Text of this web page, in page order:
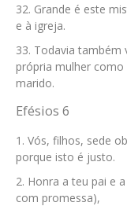
Grande é este
e à igreja.
Todavia também
própria mulher
marido.
Efésios 6
Vós, filhos, sede
porque isto é justo.
Honra a teu pai e
com promessa),